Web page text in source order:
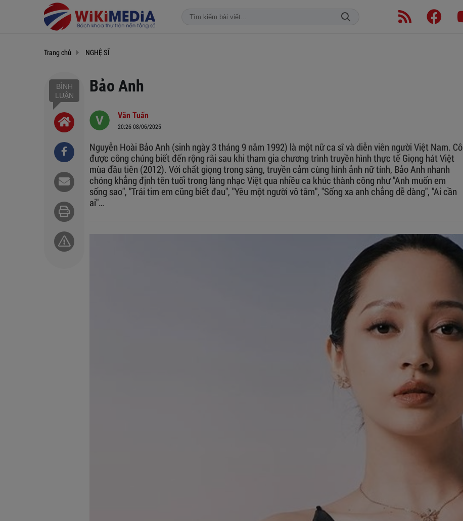
Trang chủ NGHỆ SĨ
BÌNH
LUẬN
Bảo Anh
Văn Tuấn
20:26 08/06/2025
Nguyễn Hoài Bảo Anh (sinh ngày 3 tháng 9 năm 1992) là một nữ ca sĩ và diễn viên người Việt Nam. Cô
được công chúng biết đến rộng rãi sau khi tham gia chương trình truyền hình thực tế Giọng hát Việt
mùa đầu tiên (2012). Với chất giọng trong sáng, truyền cảm cùng hình ảnh nữ tính, Bảo Anh nhanh
chóng khẳng định tên tuổi trong làng nhạc Việt qua nhiều ca khúc thành công như "Anh muốn em
sống sao", "Trái tim em cũng biết đau", "Yêu một người vô tâm", "Sống xa anh chẳng dễ dàng", "Ai cần
ai"…